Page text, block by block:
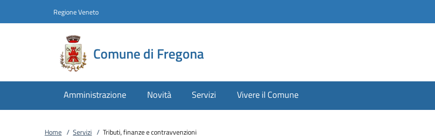
Regione Veneto
Comune di Fregona
Amministrazione Novità Servizi Vivere il Comune
Home / Servizi / Tributi, finanze e contravvenzioni